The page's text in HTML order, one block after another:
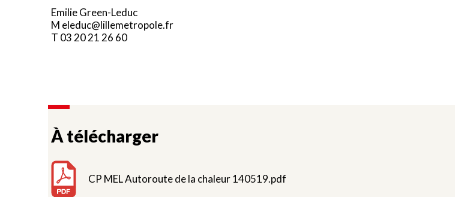
Emilie Green-Leduc
M eleduc@lillemetropole.fr
T 03 20 21 26 60
À télécharger
CP MEL Autoroute de la chaleur 140519.pdf